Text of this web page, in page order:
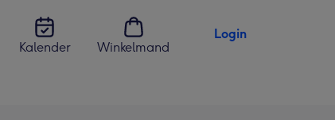
Kalender
Winkelmand
Login